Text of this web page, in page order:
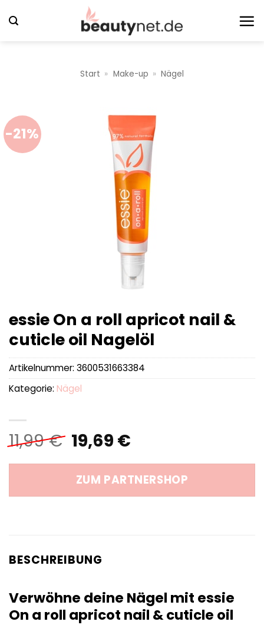
Inhalt
Start » Make-up » Nägel
-21%
essie On a roll apricot nail &
cuticle oil Nagelöl
11,99€ Ursprünglicher
Preis
war:
11,99 €
19,69 €Aktueller
ist:
19,69 €.
ZUM PARTNERSHOP
Artikelnummer: 3600531663384
Kategorie: Nägel
BESCHREIBUNG
Verwöhne deine Nägel mit essie
On a roll apricot nail & cuticle oil